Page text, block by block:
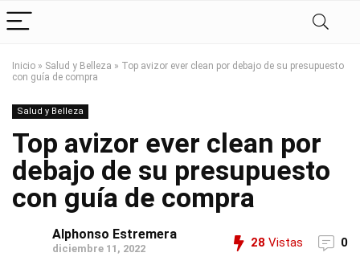
Inicio » Salud y Belleza » Top avizor ever clean por debajo de su presupuesto
con guía de compra
Salud y Belleza
Top avizor ever clean por
debajo de su presupuesto
con guía de compra
Alphonso Estremera
diciembre 11, 2022 28 Vistas 0